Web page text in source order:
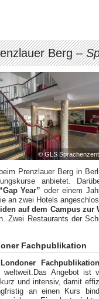
Berg –
© GLS
Prenzlauer Berg in
anbietet.
Year” oder einem
zwei Hotels
auf dem Campus zur
Restaurants der
Fachpublikation
Londoner Fachpublikation
weltweit.Das Angebot
und intensiv, damit
an einen Kurs